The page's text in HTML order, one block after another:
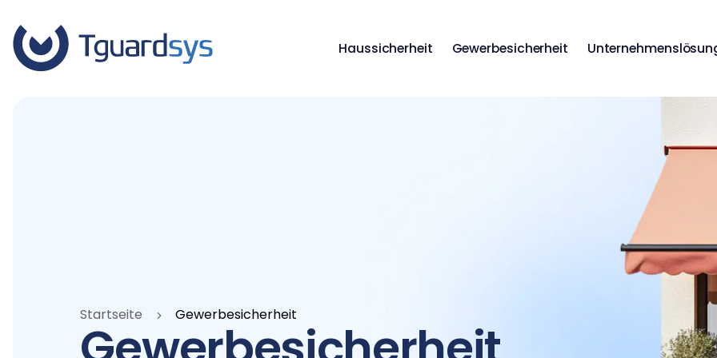
Haussicherheit Gewerbesicherheit
Startseite Gewerbesicherheit